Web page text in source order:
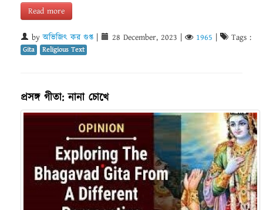
Read more
byঅভিজিৎ কর গুপ্ত 28 December, 2023 1965 Tags :
Gita Religious Text
প্রসঙ্গ গীতা: নানা চোখে